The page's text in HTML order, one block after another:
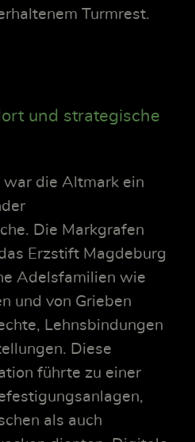
Turmrest.
und strategische
war die Altmark ein
Die Markgrafen
Erzstift Magdeburg
Adelsfamilien wie
und von Grieben
Lehnsbindungen
Diese
führte zu einer
als auch